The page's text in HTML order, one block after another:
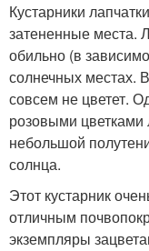
Кустарники
затененные места.
обильно (в
солнечных местах.
совсем не цветет.
розовыми цветками
небольшой
солнца.
Этот кустарник
отличным
экземпляры